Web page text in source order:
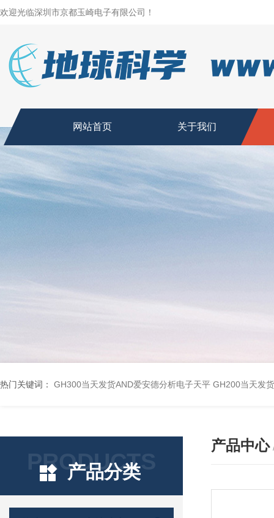
欢迎光临深圳市京都玉崎电子有限公司！
网站首页 关于我们
热门关键词： GH300当天发货AND爱安德分析电子天平 GH200当天发
PRODUCTS
产品分类
产品中心